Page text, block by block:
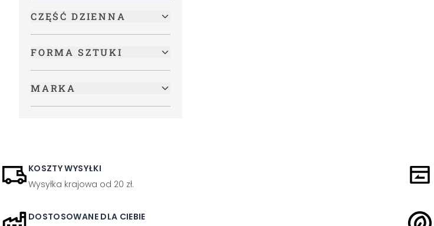
CZĘŚĆ DZIENNA
FORMA SZTUKI
MARKA
KOSZTY WYSYŁKI
Wysyłka krajowa od 20 zł.
DOSTOSOWANE DLA CIEBIE